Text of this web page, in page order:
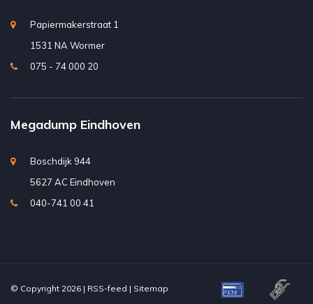
Papiermakerstraat 1
1531 NA Wormer
075 - 74 000 20
Megadump Eindhoven
Boschdijk 944
5627 AC Eindhoven
040-741 00 41
© Copyright 2026 | RSS-feed | Sitemap